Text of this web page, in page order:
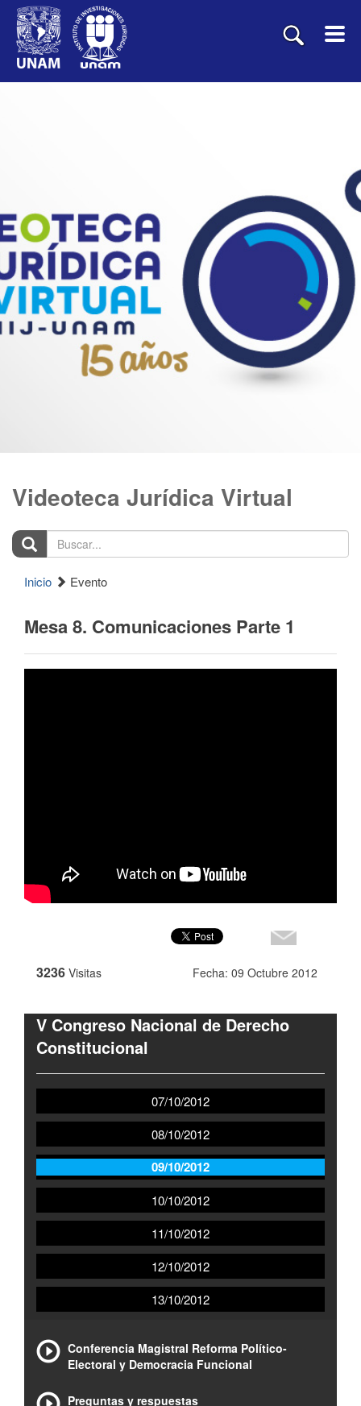
Videoteca Jurídica Virtual
Buscar...
Inicio Evento
Mesa 8. Comunicaciones Parte 1
3236 Visitas Fecha: 09 Octubre 2012
V Congreso Nacional de Derecho
Constitucional
07/10/2012
08/10/2012
09/10/2012
10/10/2012
11/10/2012
12/10/2012
13/10/2012
Conferencia Magistral Reforma Político-
Electoral y Democracia Funcional
Preguntas y respuestas